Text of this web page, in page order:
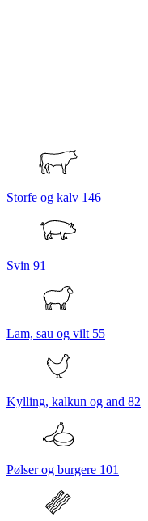
Storfe og kalv 146
Svin 91
Lam, sau og vilt 55
Kylling, kalkun og and 82
Pølser og burgere 101